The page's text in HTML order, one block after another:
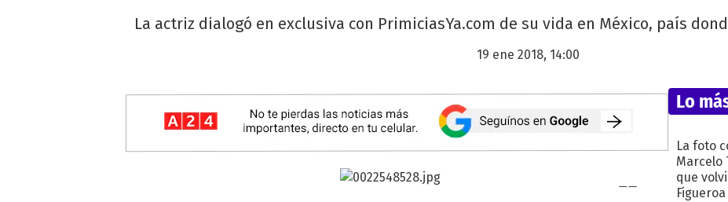
La actriz dialogó en exclusiva con PrimiciasYa.com de su vida en México, país
19 ene 2018, 14:00
Lo
La foto
Marcelo
que
Figueroa